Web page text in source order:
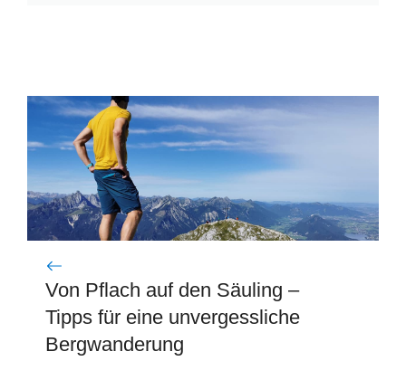
Von Pflach auf den Säuling –
Tipps für eine unvergessliche
Bergwanderung